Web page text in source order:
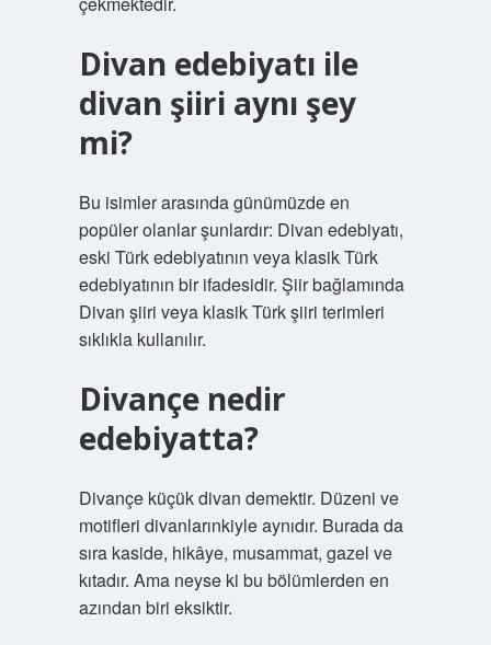
Divan edebiyatı ile
divan şiiri aynı şey
mi?
Bu isimler arasında günümüzde en
popüler olanlar şunlardır: Divan edebiyatı,
eski Türk edebiyatının veya klasik Türk
edebiyatının bir ifadesidir. Şiir bağlamında
Divan şiiri veya klasik Türk şiiri terimleri
sıklıkla kullanılır.
Divançe nedir
edebiyatta?
Divançe küçük divan demektir. Düzeni ve
motifleri divanlarınkiyle aynıdır. Burada da
sıra kaside, hikâye, musammat, gazel ve
kıtadır. Ama neyse ki bu bölümlerden en
azından biri eksiktir.